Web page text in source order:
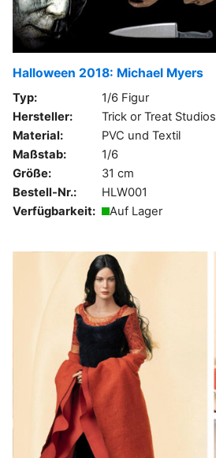
Halloween 2018: Michael Myers
Typ:
1/6 Figur
Hersteller:
Trick or Treat Studios
Material:
PVC und Textil
Maßstab:
1/6
Größe:
31 cm
Bestell-Nr.:
HLW001
Verfügbarkeit:
Auf Lager